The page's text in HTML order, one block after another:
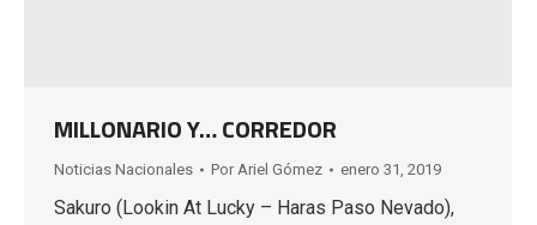
MILLONARIO Y… CORREDOR
Noticias Nacionales Por Ariel Gómez enero 31, 2019
Sakuro (Lookin At Lucky – Haras Paso Nevado),